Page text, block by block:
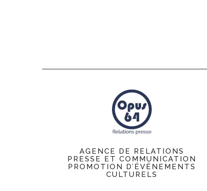
AGENCE DE RELATIONS
PRESSE ET COMMUNICATION
PROMOTION D’ÉVÉNEMENTS
CULTURELS